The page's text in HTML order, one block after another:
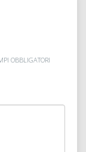
OBBLIGATORI